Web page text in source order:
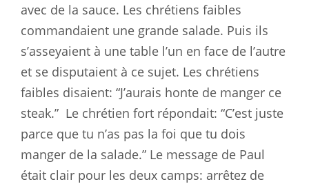
avec de la sauce. Les chrétiens faibles
commandaient une grande salade. Puis ils
s’asseyaient à une table l’un en face de l’autre
et se disputaient à ce sujet. Les chrétiens
faibles disaient: “J’aurais honte de manger ce
steak.” Le chrétien fort répondait: “C’est juste
parce que tu n’as pas la foi que tu dois
manger de la salade.” Le message de Paul
était clair pour les deux camps: arrêtez de